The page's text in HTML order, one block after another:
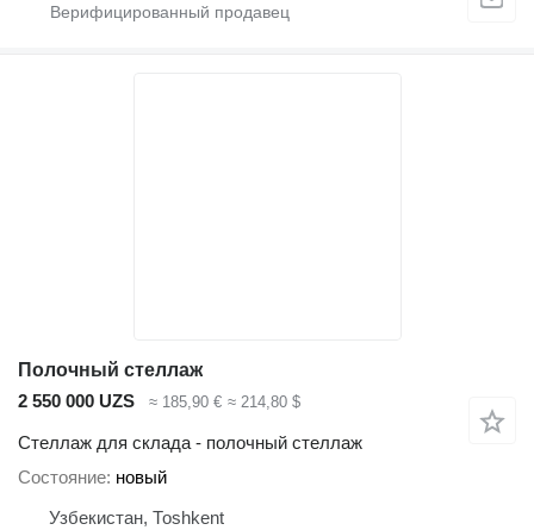
Полочный стеллаж
2 550 000 UZS
≈ 185,90 € ≈ 214,80 $
Стеллаж для склада - полочный стеллаж
Состояние новый
Узбекистан, Тоshkent